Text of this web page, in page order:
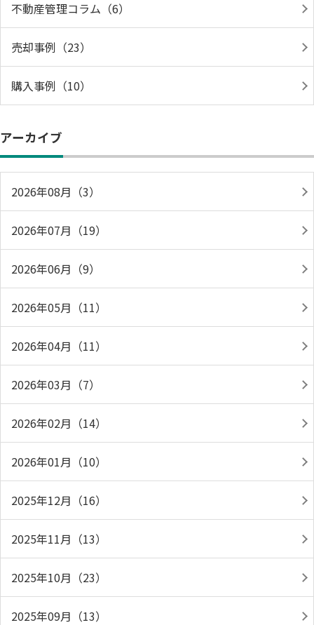
不動産管理コラム（6）
売却事例（23）
購入事例（10）
アーカイブ
2026年08月（3）
2026年07月（19）
2026年06月（9）
2026年05月（11）
2026年04月（11）
2026年03月（7）
2026年02月（14）
2026年01月（10）
2025年12月（16）
2025年11月（13）
2025年10月（23）
2025年09月（13）